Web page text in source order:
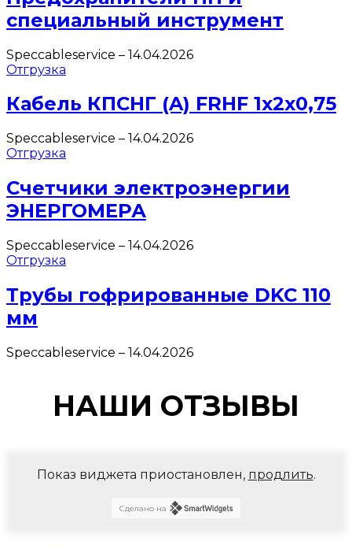
специальный инструмент
Speccableservice – 14.04.2026
Отгрузка
Кабель КПСНГ (A) FRHF 1х2х0,75
Speccableservice – 14.04.2026
Отгрузка
Счетчики электроэнергии
ЭНЕРГОМЕРА
Speccableservice – 14.04.2026
Отгрузка
Трубы гофрированные DKC 110
мм
Speccableservice – 14.04.2026
НАШИ ОТЗЫВЫ
Показ виджета приостановлен, продлить.
Сделано на